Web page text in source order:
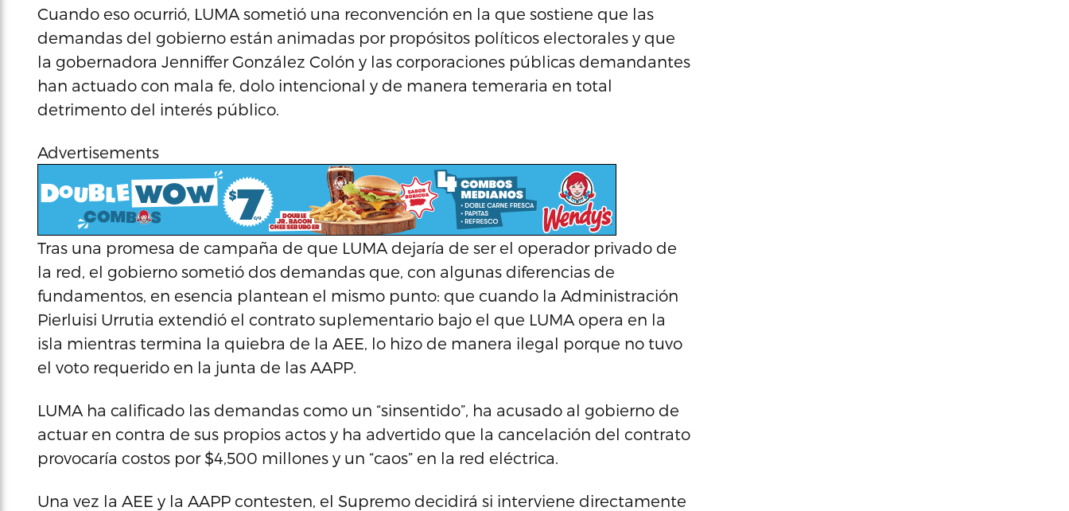
Cuando eso ocurrió, LUMA sometió una reconvención en la que sostiene que las
demandas del gobierno están animadas por propósitos políticos electorales y que
la gobernadora Jenniffer González Colón y las corporaciones públicas demandantes
han actuado con mala fe, dolo intencional y de manera temeraria en total
detrimento del interés público.
Advertisements
Tras una promesa de campaña de que LUMA dejaría de ser el operador privado de
la red, el gobierno sometió dos demandas que, con algunas diferencias de
fundamentos, en esencia plantean el mismo punto: que cuando la Administración
Pierluisi Urrutia extendió el contrato suplementario bajo el que LUMA opera en la
isla mientras termina la quiebra de la AEE, lo hizo de manera ilegal porque no tuvo
el voto requerido en la junta de las AAPP.
LUMA ha calificado las demandas como un “sinsentido”, ha acusado al gobierno de
actuar en contra de sus propios actos y ha advertido que la cancelación del contrato
provocaría costos por $4,500 millones y un “caos” en la red eléctrica.
Una vez la AEE y la AAPP contesten, el Supremo decidirá si interviene directamente